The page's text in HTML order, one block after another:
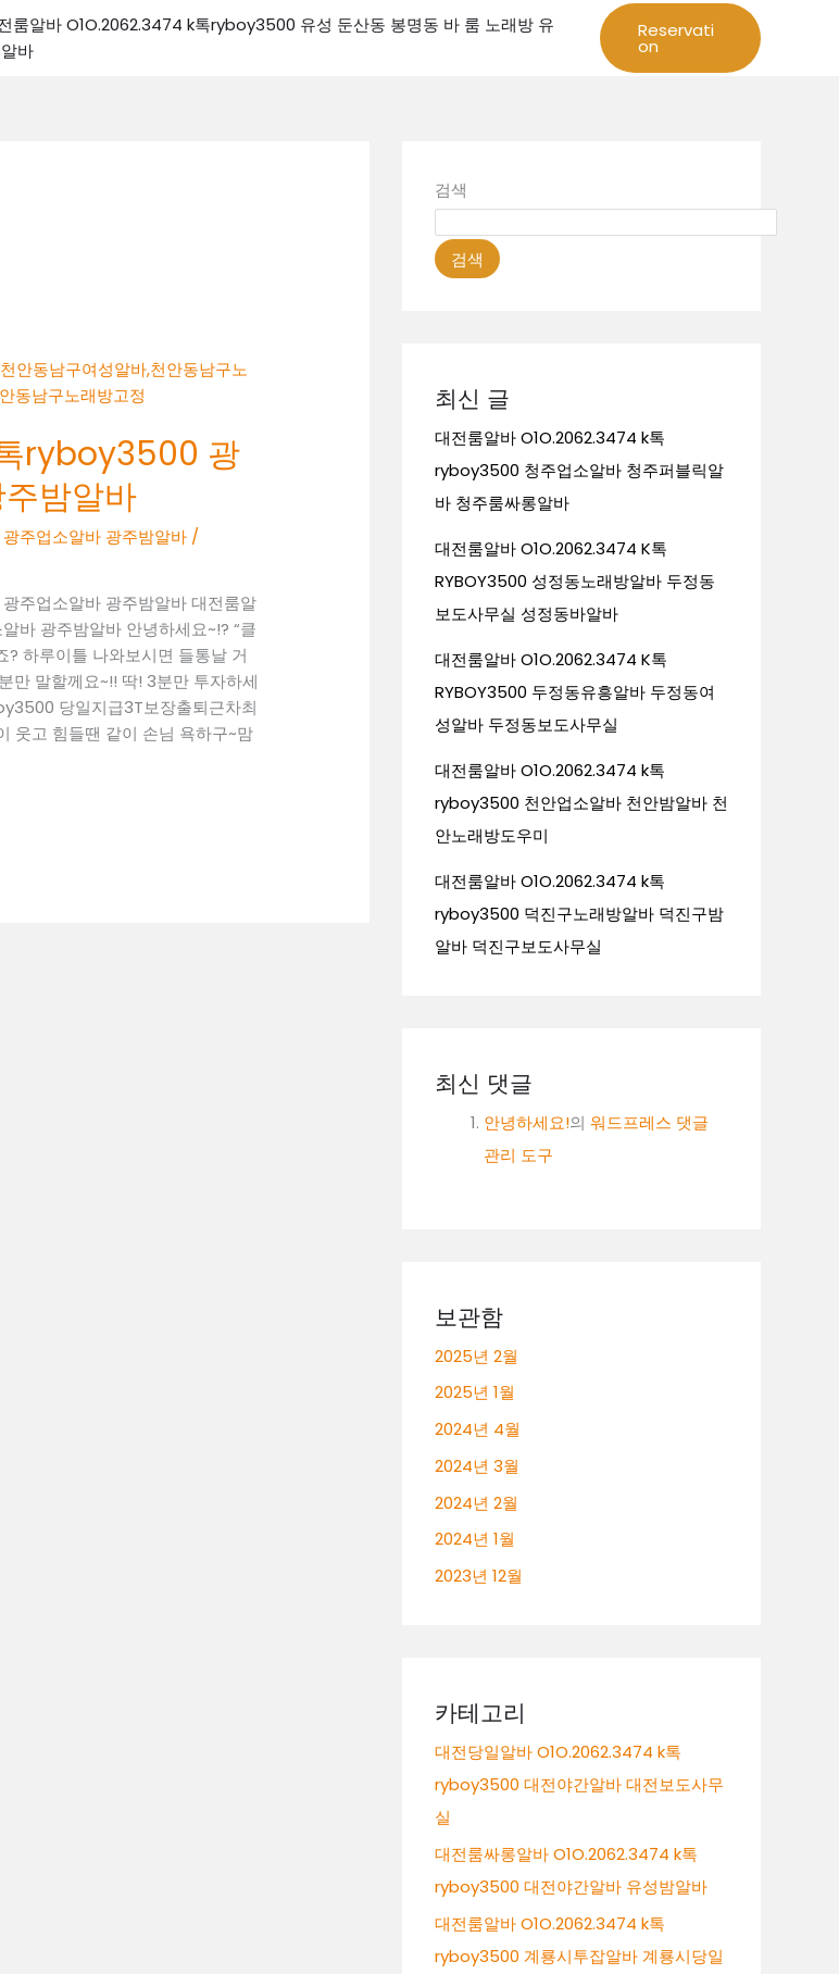
룸알바 O1O.2062.3474 k톡ryboy3500 유성 둔산동 봉명동 바 룸 노래방 유
바
Reservati
on
ryboy3500 광
밤알바
주업소알바 광주밤알바 /
주업소알바 광주밤알바 대전룸알
바 광주밤알바 안녕하세요~!? “클
? 하루이틀 나와보시면 들통날 거
만 말할께요~!! 딱! 3분만 투자하세
당일지급3T보장출퇴근차최
웃고 힘들땐 같이 손님 욕하구~맘
검색
검색
최신 글
대전룸알바 O1O.2062.3474 k톡
ryboy3500 청주업소알바 청주퍼블릭알
바 청주룸싸롱알바
대전룸알바 O1O.2062.3474 K톡
RYBOY3500 성정동노래방알바 두정동
보도사무실 성정동바알바
대전룸알바 O1O.2062.3474 K톡
RYBOY3500 두정동유흥알바 두정동여
성알바 두정동보도사무실
대전룸알바 O1O.2062.3474 k톡
ryboy3500 천안업소알바 천안밤알바 천
안노래방도우미
대전룸알바 O1O.2062.3474 k톡
ryboy3500 덕진구노래방알바 덕진구밤
알바 덕진구보도사무실
최신 댓글
안녕하세요!의 워드프레스 댓글
관리 도구
보관함
2025년 2월
2025년 1월
2024년 4월
2024년 3월
2024년 2월
2024년 1월
2023년 12월
카테고리
대전당일알바 O1O.2062.3474 k톡
ryboy3500 대전야간알바 대전보도사무
실
대전룸싸롱알바 O1O.2062.3474 k톡
ryboy3500 대전야간알바 유성밤알바
대전룸알바 O1O.2062.3474 k톡
ryboy3500 계룡시투잡알바 계룡시당일